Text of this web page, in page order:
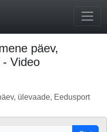
päev,
Video
ülevaade, Eedusport